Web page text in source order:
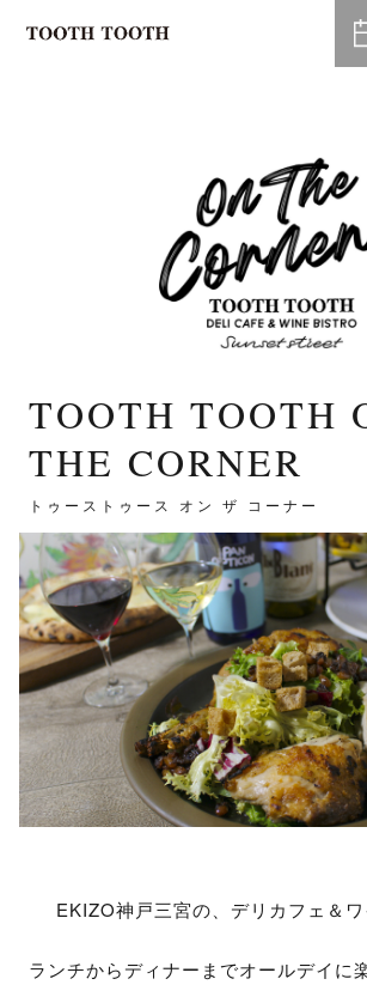
TOOTH TOOTH
THE CORNER
トゥーストゥース オン ザ コーナー
EKIZO神戸三宮の、デリカフェ＆
ランチからディナーまでオールデイに